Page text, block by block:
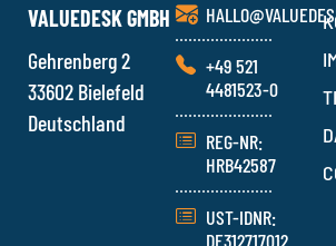
VALUEDESK GMBH
Gehrenberg 2
33602 Bielefeld
Deutschland
+49 521
4481523-0
REG-NR:
HRB42587
UST-IDNR:
DE312717012